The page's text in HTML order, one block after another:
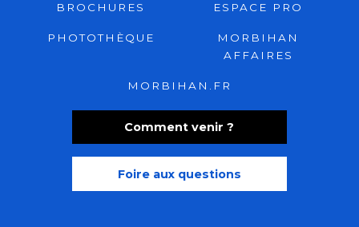
Comment venir ?
Foire aux questions
BROCHURES ESPACE PRO
PHOTOTHÈQUE
MORBIHAN
AFFAIRES
MORBIHAN.FR